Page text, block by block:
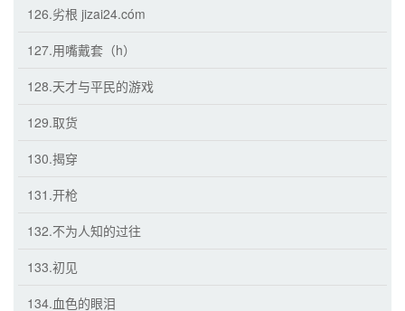
126.劣根 jizai24.cóm
127.用嘴戴套（h）
128.天才与平民的游戏
129.取货
130.揭穿
131.开枪
132.不为人知的过往
133.初见
134.血色的眼泪